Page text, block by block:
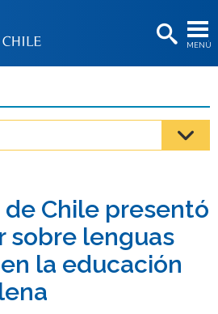
MENÚ
BIBLIOTECAS
Estudiantes
os
Egresadas/os
Chile presentó
sobre lenguas
la educación